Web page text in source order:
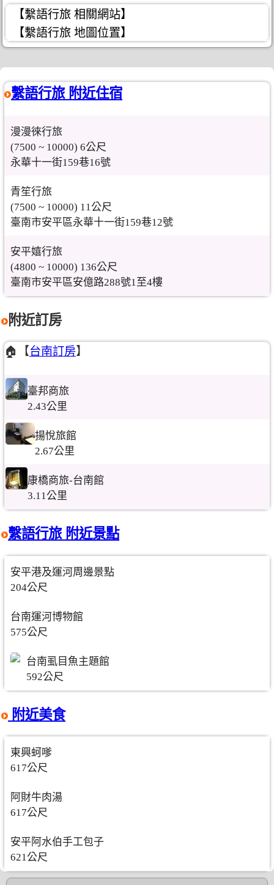
【繫語行旅 相關網站】
【繫語行旅 地圖位置】
繫語行旅 附近住宿
漫漫徠行旅
(7500 ~ 10000) 6公尺
永華十一街159巷16號
青笙行旅
(7500 ~ 10000) 11公尺
臺南市安平區永華十一街159巷12號
安平嬉行旅
(4800 ~ 10000) 136公尺
臺南市安平區安億路288號1至4樓
附近訂房
🏠【台南訂房】
臺邦商旅
2.43公里
揚悅旅館
2.67公里
康橋商旅-台南館
3.11公里
繫語行旅 附近景點
安平港及運河周邊景點
204公尺
台南運河博物館
575公尺
台南虱目魚主題館
592公尺
附近美食
東興蚵嗲
617公尺
阿財牛肉湯
617公尺
安平阿水伯手工包子
621公尺